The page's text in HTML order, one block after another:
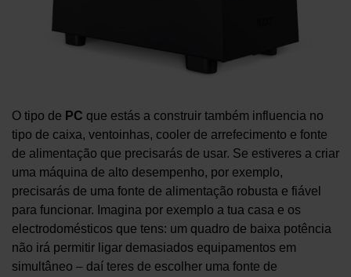
O tipo de PC que estás a construir também influencia no
tipo de caixa, ventoinhas, cooler de arrefecimento e fonte
de alimentação que precisarás de usar. Se estiveres a criar
uma máquina de alto desempenho, por exemplo,
precisarás de uma fonte de alimentação robusta e fiável
para funcionar. Imagina por exemplo a tua casa e os
electrodomésticos que tens: um quadro de baixa potência
não irá permitir ligar demasiados equipamentos em
simultâneo – daí teres de escolher uma fonte de